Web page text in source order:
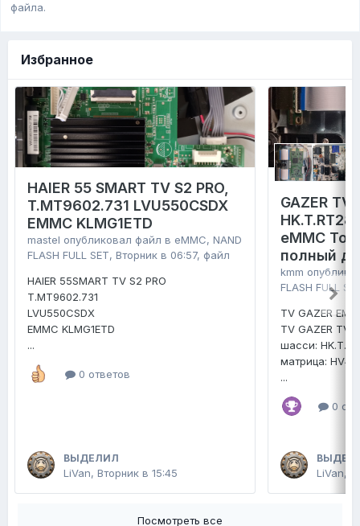
файла.
Избранное
HAIER 55 SMART TV S2 PRO,
T.MT9602.731 LVU550CSDX
EMMC KLMG1ETD
mastel опубликовал файл в eMMC, NAND
FLASH FULL SET, Вторник в 06:57, файл
HAIER 55SMART TV S2 PRO
T.MT9602.731
LVU550CSDX
EMMC KLMG1ETD
...
0 ответов
ВЫДЕЛИЛ
LiVan, Вторник в 15:45
GAZER
eMMC
полный
kmm
FLASH FULL
TV GAZER
TV GAZER
шасси:
матрица:
...
0
LiVan,
Посмотреть все